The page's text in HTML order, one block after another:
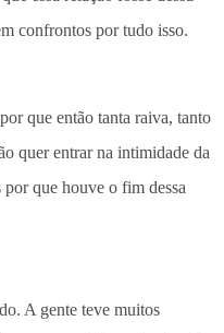
confrontos por tudo isso.
que então tanta raiva, tanto
quer entrar na intimidade da
por que houve o fim dessa
A gente teve muitos